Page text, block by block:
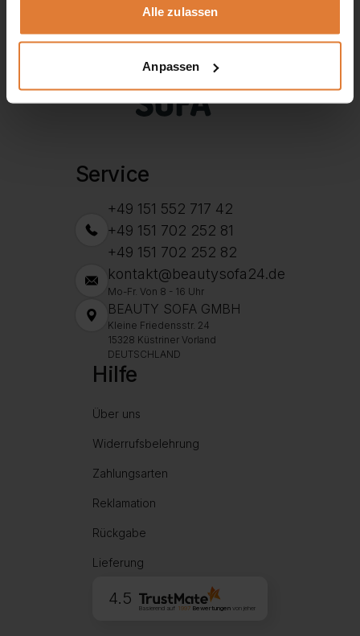
Alle zulassen
Anpassen
Service
+49 151 552 717 42
+49 151 702 252 81
+49 151 702 252 82
kontakt@beautysofa24.de
Mo-Fr. Von 8 - 16 Uhr
BEAUTY SOFA GMBH
Kleine Friedensstr. 24
15328 Küstriner Vorland
DEUTSCHLAND
Hilfe
Über uns
Widerrufsbelehrung
Zahlungsarten
Reklamation
Rückgabe
Lieferung
4.5
Basierend auf 1997Bewertungen von jeher